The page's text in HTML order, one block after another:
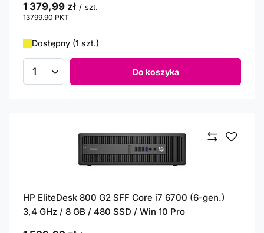
1 379,99 zł / szt.
13799.90 PKT
Dostępny (1 szt.)
Ilość produktów Do koszyka
HP EliteDesk 800 G2 SFF Core i7 6700 (6-gen.)
3,4 GHz / 8 GB / 480 SSD / Win 10 Pro